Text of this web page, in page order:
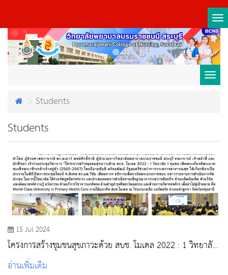
Students
Students
15 Jul 2024
โครงการสร้างชุมชนสุขภาวะด้วย สบช. โมเดล 2022 : 1 วิทยาลัย
1 ชุมชน เทิดพระเกียรติพระบาทสมเด็จพระวชิรเกล้าเจ้าอยู่หัว
อ่านเพิ่มเติม